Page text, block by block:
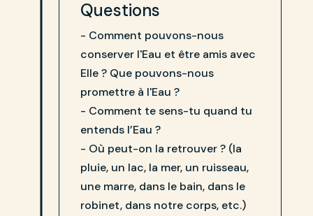
Questions
- Comment pouvons-nous
conserver l'Eau et être amis avec
Elle ? Que pouvons-nous
promettre à l'Eau ?
- Comment te sens-tu quand tu
entends l’Eau ?
- Où peut-on la retrouver ? (la
pluie, un lac, la mer, un ruisseau,
une marre, dans le bain, dans le
robinet, dans notre corps, etc.)